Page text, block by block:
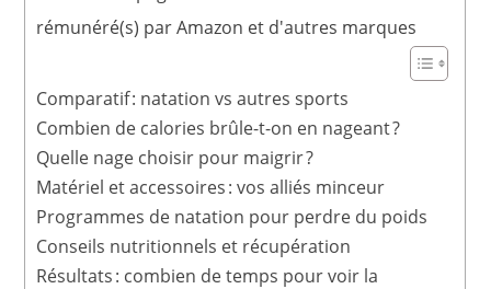
rémunéré(s) par Amazon et d'autres marques
Comparatif : natation vs autres sports
Combien de calories brûle-t-on en nageant ?
Quelle nage choisir pour maigrir ?
Matériel et accessoires : vos alliés minceur
Programmes de natation pour perdre du poids
Conseils nutritionnels et récupération
Résultats : combien de temps pour voir la